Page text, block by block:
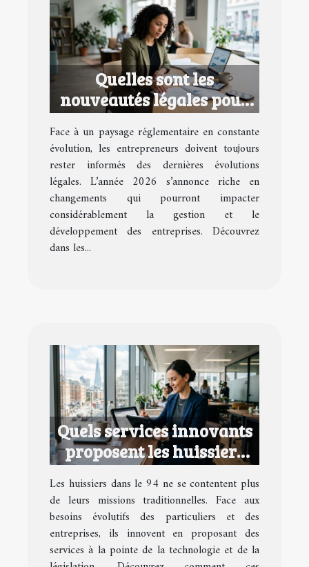
Quelles sont les
nouveautés légales pour
les entrepreneurs en 2026
?
Face à un paysage réglementaire en constante
évolution, les entrepreneurs doivent toujours
rester informés des dernières évolutions
légales. L’année 2026 s’annonce riche en
changements qui pourront impacter
considérablement la gestion et le
développement des entreprises. Découvrez
dans les...
Quels services innovants
proposent les huissiers
dans le 94 ?
Les huissiers dans le 94 ne se contentent plus
de leurs missions traditionnelles. Face aux
besoins évolutifs des particuliers et des
entreprises, ils innovent en proposant des
services à la pointe de la technologie et de la